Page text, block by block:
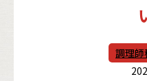
調理